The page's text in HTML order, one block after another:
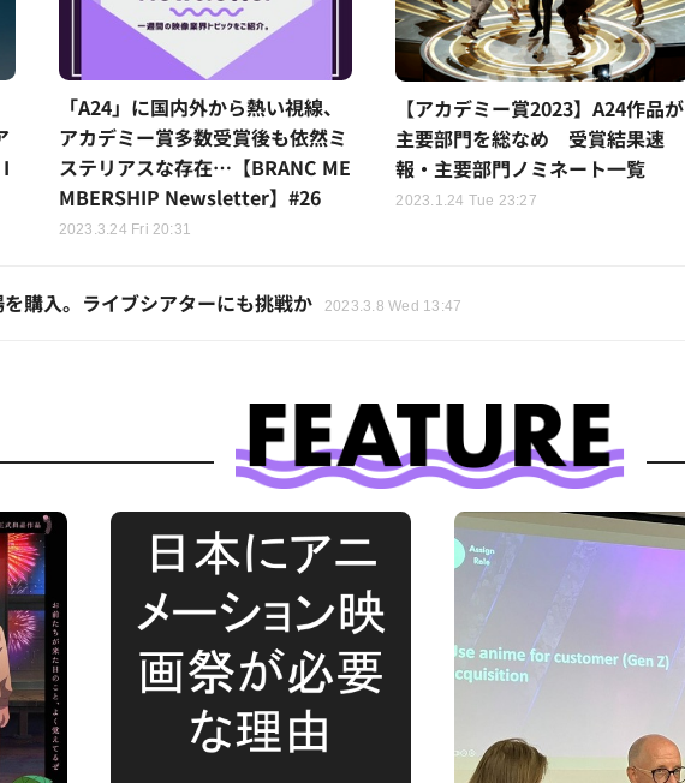
「A24」に国内外から熱い視線、
アカデミー賞多数受賞後も依然ミ
ステリアスな存在…【BRANC ME
MBERSHIP Newsletter】#26
2023.3.24 Fri 20:31
【アカデミー賞2023】A24作品が
主要部門を総なめ 受賞結果速
報・主要部門ノミネート一覧
2023.1.24 Tue 23:27
購入。ライブシアターにも挑戦か 2023.3.8 Wed 13:47